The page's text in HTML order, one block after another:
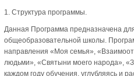
1. Структура программы.
Данная Программа предназначена
общеобразовательной школы.
направления «Моя семья»,
людьми», «Святыни моего народа»,
каждом году обучения, углубляясь и